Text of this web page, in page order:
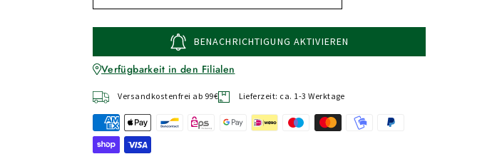
BENACHRICHTIGUNG AKTIVIEREN
Verfügbarkeit in den Filialen
Versandkostenfrei ab 99€ Lieferzeit: ca. 1-3 Werktage